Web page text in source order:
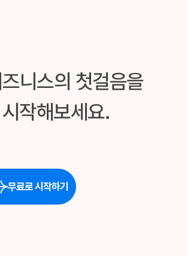
니스의 첫걸음을
작해보세요.
무료로 시작하기